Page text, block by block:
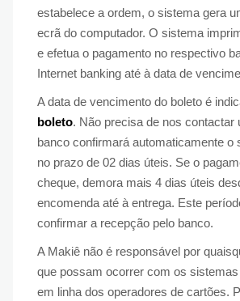
estabelece a ordem, o sistema gera
ecrã do computador. O sistema
e efetua o pagamento no respectivo
Internet banking até à data de
A data de vencimento do boleto é
boleto. Não precisa de nos contactar
banco confirmará automaticamente o
no prazo de 02 dias úteis. Se o
cheque, demora mais 4 dias úteis
encomenda até à entrega. Este
confirmar a recepção pelo banco.
A Makiê não é responsável por
que possam ocorrer com os
em linha dos operadores de cartões.